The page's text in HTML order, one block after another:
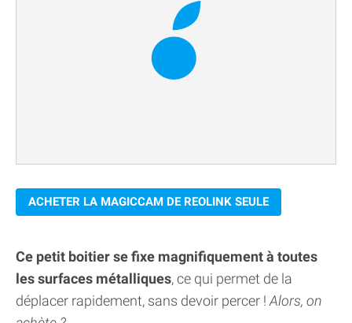
ACHETER LA MAGICCAM DE REOLINK SEULE
Ce petit boitier se fixe magnifiquement à toutes
les surfaces métalliques, ce qui permet de la
déplacer rapidement, sans devoir percer !Alors, on